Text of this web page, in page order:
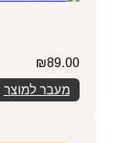
₪89.00
מעבר למוצר